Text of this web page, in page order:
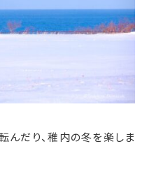
んだり、稚内の冬を楽しま